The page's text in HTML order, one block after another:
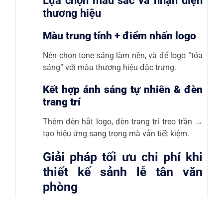
thương hiệu
Màu trung tính + điểm nhấn logo
Nên chọn tone sáng làm nền, và để logo “tỏa
sáng” với màu thương hiệu đặc trưng.
Kết hợp ánh sáng tự nhiên & đèn
trang trí
Thêm đèn hắt logo, đèn trang trí treo trần →
tạo hiệu ứng sang trọng mà vẫn tiết kiệm.
Giải pháp tối ưu chi phí khi
thiết kế sảnh lễ tân văn
phòng